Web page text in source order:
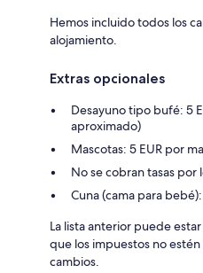
Hemos incluido todos los
alojamiento.
Extras opcionales
Desayuno tipo bufé: 5
aproximado)
Mascotas: 5 EUR por
No se cobran tasas por
Cuna (cama para
La lista anterior puede
que los impuestos no
cambios.